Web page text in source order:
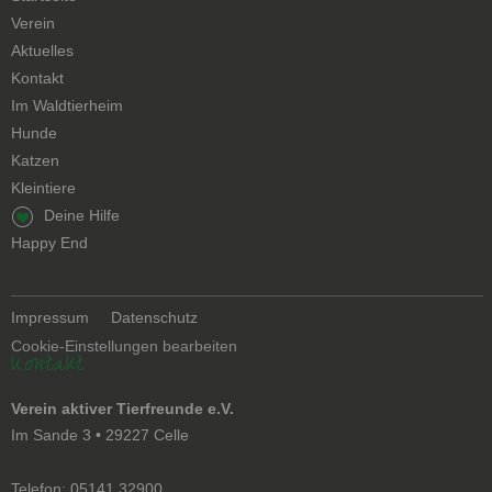
überspringen
Verein
Aktuelles
Kontakt
Navigation
überspringen
Im Waldtierheim
Hunde
Katzen
Kleintiere
Navigation
überspringen
Deine Hilfe
Happy End
Navigation
überspringen
Impressum
Datenschutz
Cookie-Einstellungen bearbeiten
Kontakt
Verein aktiver Tierfreunde e.V.
Im Sande 3 • 29227 Celle
Telefon: 05141 32900